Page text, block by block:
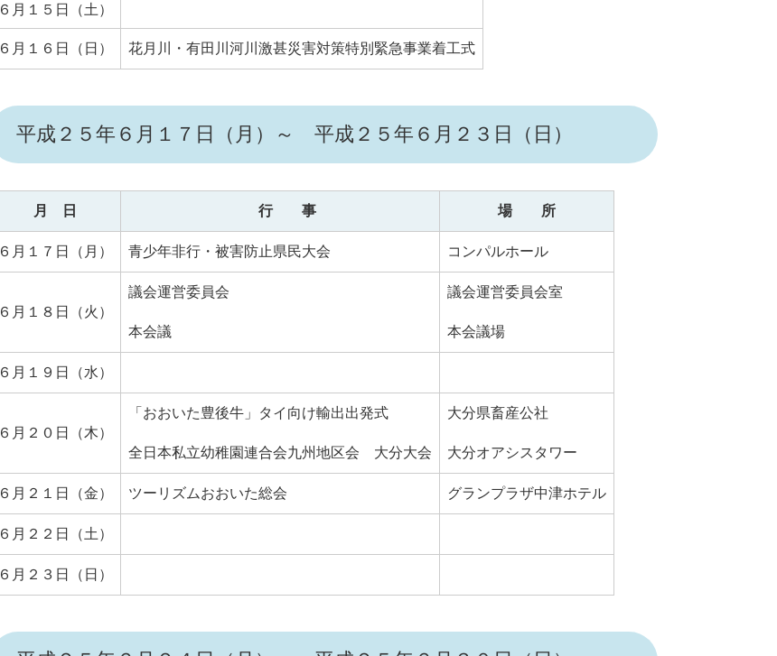
６月１５日（土）
６月１６日（日） 花月川・有田川河川激甚災害対策特別緊急事業着工式
平成２５年６月１７日（月）～ 平成２５年６月２３日（日）
月 日 行 事 場 所
６月１７日（月） 青少年非行・被害防止県民大会 コンパルホール
６月１８日（火）
議会運営委員会
本会議
議会運営委員会室
本会議場
６月１９日（水）
６月２０日（木）
「おおいた豊後牛」タイ向け輸出出発式
全日本私立幼稚園連合会九州地区会 大分大会
大分県畜産公社
大分オアシスタワー
６月２１日（金） ツーリズムおおいた総会 グランプラザ中津ホテル
６月２２日（土）
６月２３日（日）